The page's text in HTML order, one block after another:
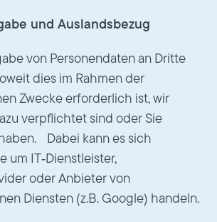
und Auslandsbezug
von Personendaten an Dritte
dies im Rahmen der
Zwecke erforderlich ist, wir
verpflichtet sind oder Sie
Dabei kann es sich
um IT‑Dienstleister,
oder Anbieter von
Diensten (z.B. Google) handeln.